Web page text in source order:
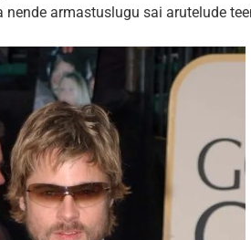
armastuslugu sai arutelude